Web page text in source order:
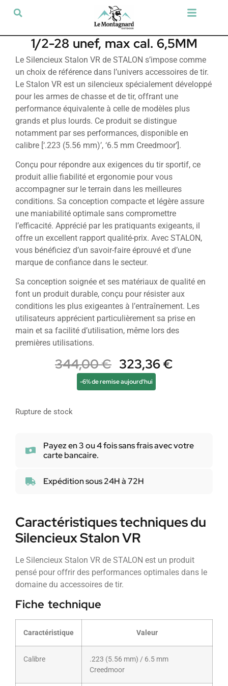
1/2-28 unef, max cal. 6,5MM
Le Silencieux Stalon VR de STALON s’impose comme
un choix de référence dans l’univers accessoires de tir.
Le Stalon VR est un silencieux spécialement développé
pour les armes de chasse et de tir, offrant une
performance équivalente à celle de modèles plus
grands et plus lourds. Ce produit se distingue
notamment par ses performances, disponible en
calibre [‘.223 (5.56 mm)’, ‘6.5 mm Creedmoor’].
Conçu pour répondre aux exigences du tir sportif, ce
produit allie fiabilité et ergonomie pour vous
accompagner sur le terrain dans les meilleures
conditions. Sa conception compacte et légère assure
une maniabilité optimale sans compromettre
l’efficacité. Apprécié par les pratiquants exigeants, il
offre un excellent rapport qualité-prix. Avec STALON,
vous bénéficiez d’un savoir-faire éprouvé et d’une
marque de confiance dans le secteur.
Sa conception soignée et ses matériaux de qualité en
font un produit durable, conçu pour résister aux
conditions les plus exigeantes à l’entraînement. Les
utilisateurs apprécient particulièrement sa prise en
main et sa facilité d’utilisation, même lors des
premières utilisations.
344,00€ 323,36€
-6% de remise aujourd'hui
Rupture de stock
Payez en 3 ou 4 fois sans frais avec votre
carte bancaire.
Expédition sous 24H à 72H
Caractéristiques techniques du
Silencieux Stalon VR
Le Silencieux Stalon VR de STALON est un produit
pensé pour offrir des performances optimales dans le
domaine du accessoires de tir.
Fiche technique
Caractéristique Valeur
Calibre
.223 (5.56 mm) / 6.5 mm
Creedmoor